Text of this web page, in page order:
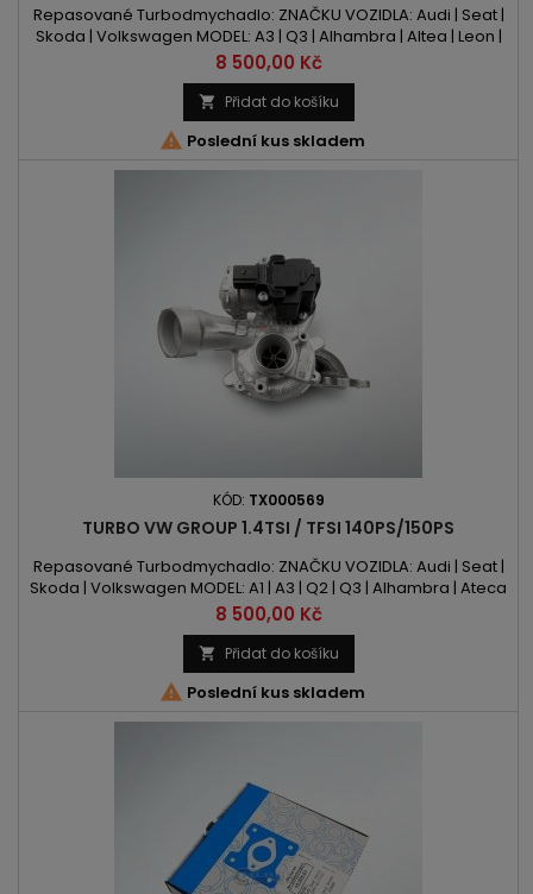
Repasované Turbodmychadlo: ZNAČKU VOZIDLA: Audi | Seat |
Skoda | Volkswagen MODEL: A3 | Q3 | Alhambra | Altea | Leon |
Octavia | Superb | Yeti | Beetle | Caddy | CC | Eos | Golf | Jetta |
Passat | Scirocco | Sharan | Tiguan | Touran KÓD MOTORU: CFFA
| CFFB | CFFD | CFFE | CFHA | CFHB | CFHC | CFHE | CFHF | CLCA |
CLCB | CLJA OBSAH: 1968ccm 2.0 TDI...
Cena
8 500,00 Kč
 Přidat do košíku
 Poslední kus skladem
KÓD: TX000569
TURBO VW GROUP 1.4TSI / TFSI 140PS/150PS
Repasované Turbodmychadlo: ZNAČKU VOZIDLA: Audi | Seat |
Skoda | Volkswagen MODEL: A1 | A3 | Q2 | Q3 | Alhambra | Ateca
| Ibiza | Leon | Kodiaq | Octavia | Superb | Yeti | Beetle | CC | Golf |
Jetta | Passat | Polo | Scirocco | Sharan | Tiguan | Touran KÓD
MOTORU: CHPA | CPTA | CZDA | CZEA OBSAH: 1395ccm 1.4 TSI |
TFSI VÝKON: 140PS / 103kW | 150PS / 110kW...
Cena
8 500,00 Kč
 Přidat do košíku
 Poslední kus skladem